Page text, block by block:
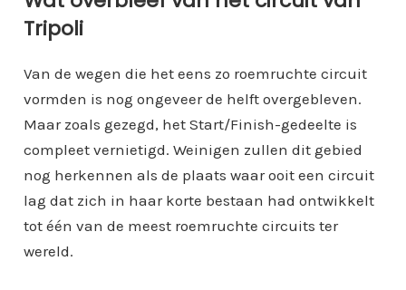
Tripoli
Van de wegen die het eens zo roemruchte circuit
vormden is nog ongeveer de helft overgebleven.
Maar zoals gezegd, het Start/Finish-gedeelte is
compleet vernietigd. Weinigen zullen dit gebied
nog herkennen als de plaats waar ooit een circuit
lag dat zich in haar korte bestaan had ontwikkelt
tot één van de meest roemruchte circuits ter
wereld.